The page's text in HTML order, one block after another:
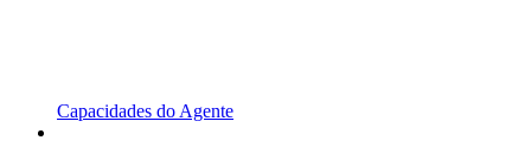
Capacidades do Agente